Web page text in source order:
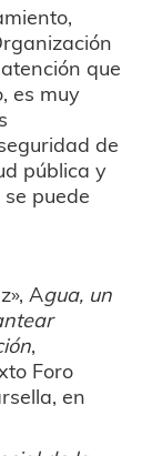
que
es muy
de
pública y
puede
Agua, un
,
Foro
en